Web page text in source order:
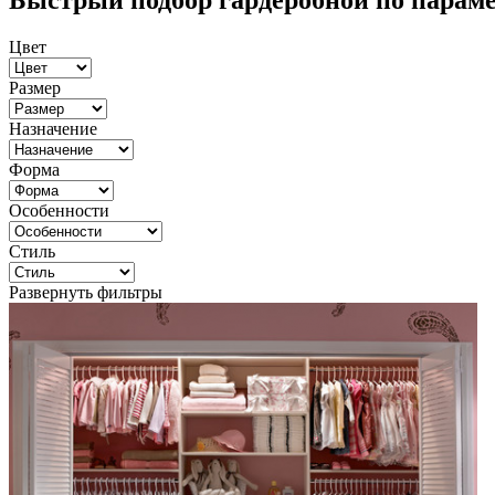
Цвет
Размер
Назначение
Форма
Особенности
Стиль
Развернуть фильтры